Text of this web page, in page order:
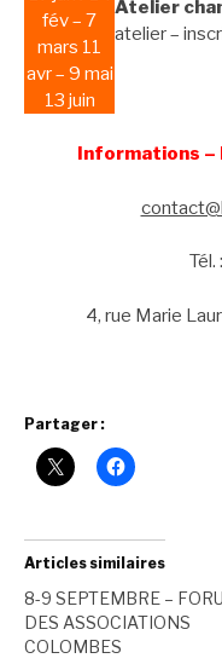
fév – 7
mars 11
avr – 9 mai
13 juin
Atelier
atelier –
Informations
4, rue Marie
Partager :
Articles similaires
8-9 SEPTEMBRE –
DES ASSOCIATIONS
COLOMBES